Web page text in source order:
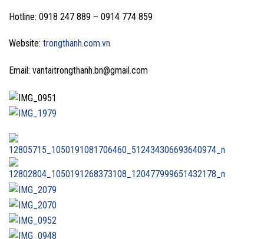
Hotline: 0918 247 889 – 0914 774 859
Website: trongthanh.com.vn
Email: vantaitrongthanh.bn@gmail.com